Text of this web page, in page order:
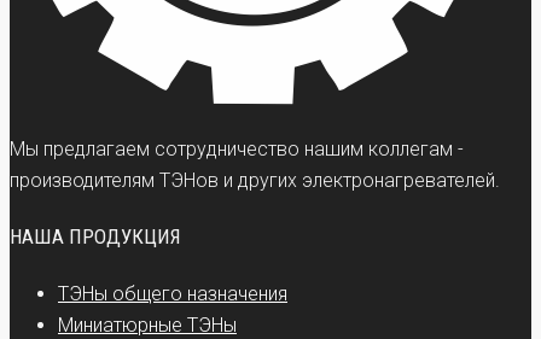
Мы предлагаем сотрудничество нашим коллегам -
производителям ТЭНов и других электронагревателей.
НАША ПРОДУКЦИЯ
ТЭНы общего назначения
Миниатюрные ТЭНы